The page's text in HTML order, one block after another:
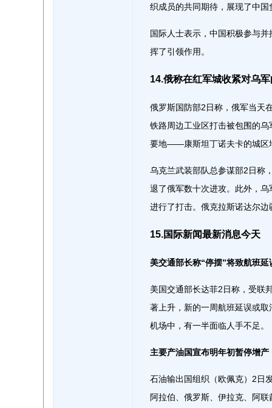
织成员的共同期待，展现了中国
国际人士表示，中国积极参与
挥了引领作用。
14.俄称在红军城收紧对乌
俄罗斯国防部2日称，俄军当天
铁路周边工业区打击被包围的
要地——康斯坦丁诺夫卡的城区
乌克兰武装部队总参谋部2日称
退了俄军数十次进攻。此外，
进行了打击。俄克拉斯诺达尔
15.国际新闻最新消息今天
美交通部长称“停摆”将致航班延
美国交通部长达菲2日称，受联
著上升，新的一周航班延误或
机场中，有一半面临人手不足。
主要产油国宣布明年初暂停增产
石油输出国组织（欧佩克）2日
阿拉伯、俄罗斯、伊拉克、阿